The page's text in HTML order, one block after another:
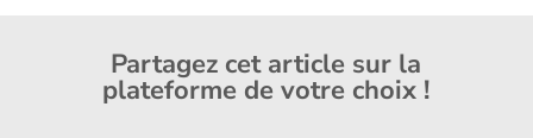
Partagez cet article sur la
plateforme de votre choix !